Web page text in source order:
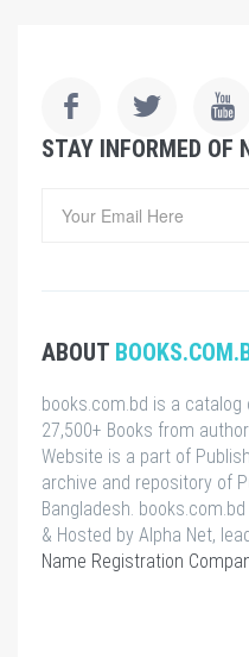
STAY INFORMED OF
ABOUT
books.com.bd is a catalog
27,500+ Books from
Website is a part of
archive and repository of
Bangladesh.
& Hosted by Alpha Net,
Name Registration